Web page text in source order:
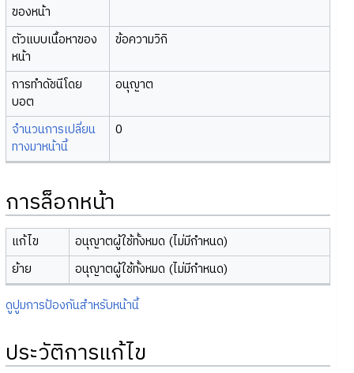
ของหน้า
ตัวแบบเนื้อหาของ
หน้า
ข้อความวิกิ
การทำดัชนีโดย
บอต
อนุญาต
จำนวนการเปลี่ยน
ทางมาหน้านี้
0
การล็อกหน้า
แก้ไข
อนุญาตผู้ใช้ทั้งหมด (ไม่มีกำหนด)
ย้าย
อนุญาตผู้ใช้ทั้งหมด (ไม่มีกำหนด)
ดูปูมการป้องกันสำหรับหน้านี้
ประวัติการแก้ไข